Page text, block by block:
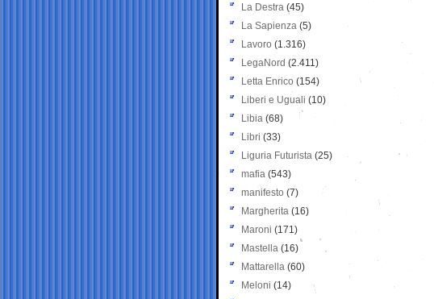
La Destra (45)
La Sapienza (5)
Lavoro (1.316)
LegaNord (2.411)
Letta Enrico (154)
Liberi e Uguali (10)
Libia (68)
Libri (33)
Liguria Futurista (25)
mafia (543)
manifesto (7)
Margherita (16)
Maroni (171)
Mastella (16)
Mattarella (60)
Meloni (14)